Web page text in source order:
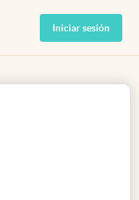
Iniciar sesión